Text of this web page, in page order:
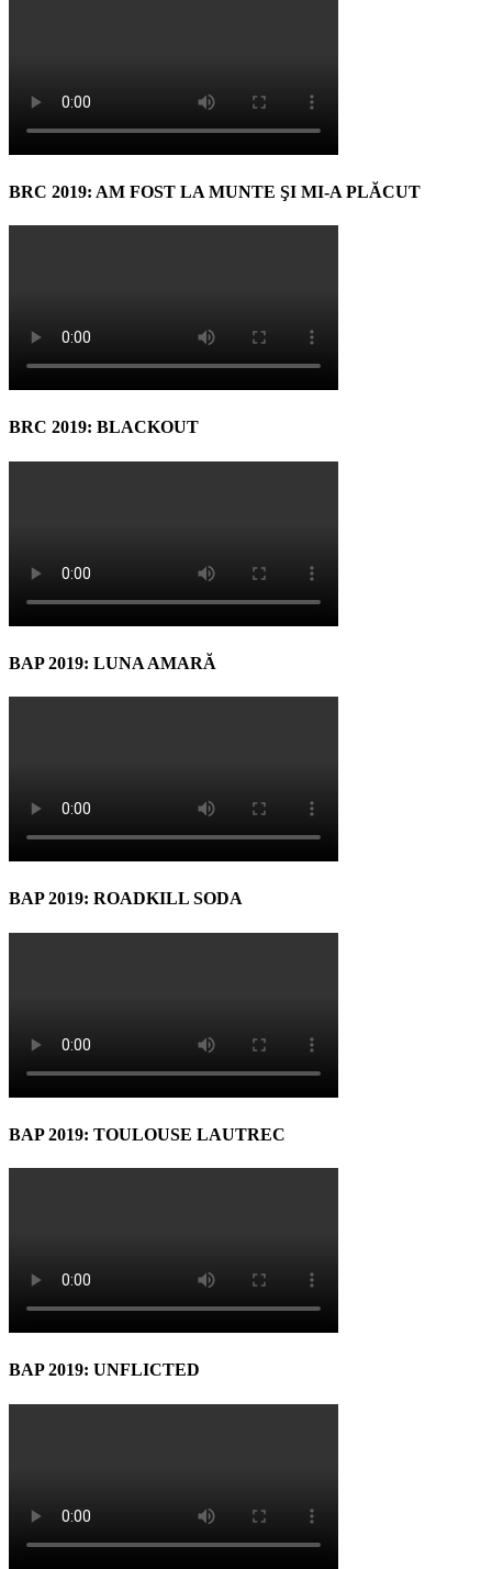
BRC 2019: AM FOST LA MUNTE ŞI MI-A PLĂCUT
BRC 2019: BLACKOUT
BAP 2019: LUNA AMARĂ
BAP 2019: ROADKILL SODA
BAP 2019: TOULOUSE LAUTREC
BAP 2019: UNFLICTED